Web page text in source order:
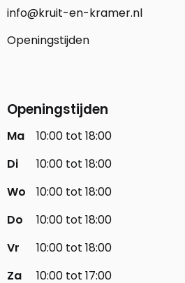
info@kruit-en-kramer.nl
Openingstijden
Openingstijden
Ma
10:00 tot 18:00
Di
10:00 tot 18:00
Wo
10:00 tot 18:00
Do
10:00 tot 18:00
Vr
10:00 tot 18:00
Za
10:00 tot 17:00